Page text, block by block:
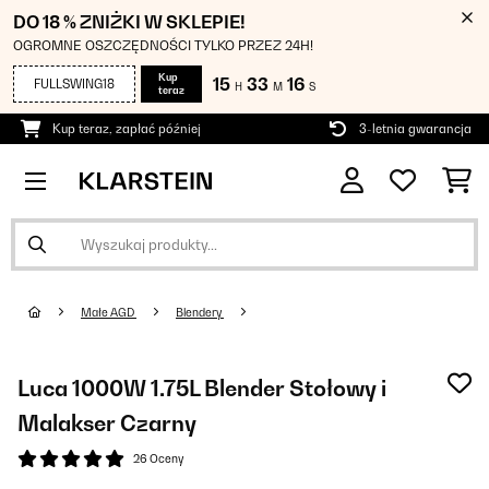
DO 18 % ZNIŻKI W SKLEPIE!
OGROMNE OSZCZĘDNOŚCI TYLKO PRZEZ 24H!
FULLSWING18
Kup
teraz
15 H 33 M 15 S
Kup teraz, zapłać później 3-letnia gwarancja
Małe AGD Blendery
Luca 1000W 1.75L Blender Stołowy i
Malakser Czarny
26 Oceny